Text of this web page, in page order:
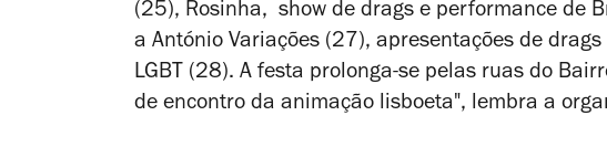
(25), Rosinha, show de drags e performance de
a António Variações (27), apresentações de
LGBT (28). A festa prolonga-se pelas ruas do
de encontro da animação lisboeta", lembra a